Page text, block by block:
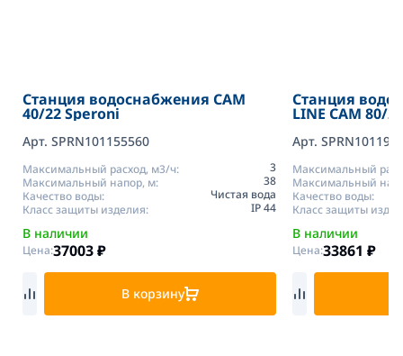
Станция водоснабжения CAM
40/22 Speroni
Арт. SPRN101155560
Максимальный расход, м3/ч:
3
Максимальный напор, м:
38
Качество воды:
Чистая вода
Класс защиты изделия:
IP 44
В наличии
Цена:37003₽
В корзину
Станция
LINE CAM 80/
Арт.
Максимальный
Максимальный
Качество воды:
Класс защиты
В наличии
Цена:33861 ₽